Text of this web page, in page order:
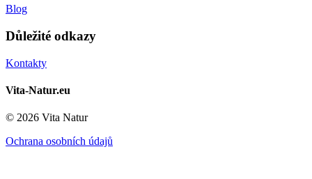
Blog
Důležité odkazy
Kontakty
Vita-Natur.eu
© 2026 Vita Natur
Ochrana osobních údajů